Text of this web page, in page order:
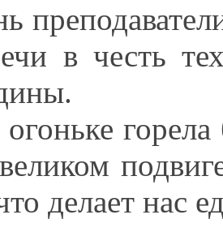
в честь
горела
делает нас